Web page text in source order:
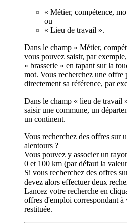
« Métier, compétence,
ou
« Lieu de travail ».
Dans le champ « Métier,
vous pouvez saisir, par
« brasserie » en tapant sur la
mot. Vous recherchez une offre
directement sa référence, par
Dans le champ « lieu de travail
saisir une commune, un
un continent.
Vous recherchez des offres sur
alentours ?
Vous pouvez y associer un
0 et 100 km (par défaut la
Si vous recherchez des offres
devez alors effectuer deux
Lancez votre recherche en
offres d'emploi correspondant à
restituée.